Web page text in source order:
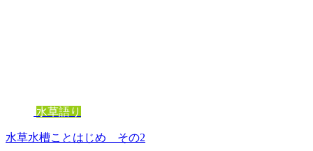
水草語り
水草水槽ことはじめ その2